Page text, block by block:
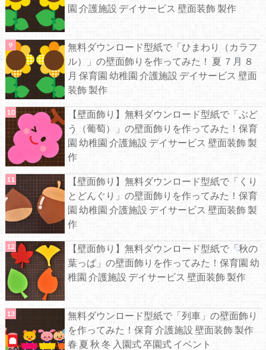
園 介護施設 デイサービス 壁面装飾 製作
無料ダウンロード型紙で「ひまわり（カラフ
ル）」の壁面飾りを作ってみた！ 夏 ７月 ８
月 保育園 幼稚園 介護施設 デイサービス 壁面
装飾 製作
【壁面飾り】無料ダウンロード型紙で「ぶど
う（葡萄）」の壁面飾りを作ってみた！保育
園 幼稚園 介護施設 デイサービス 壁面装飾 製
作
【壁面飾り】無料ダウンロード型紙で「くり
とどんぐり」の壁面飾りを作ってみた！保育
園 幼稚園 介護施設 デイサービス 壁面装飾 製
作
【壁面飾り】無料ダウンロード型紙で「秋の
葉っぱ」の壁面飾りを作ってみた！保育園 幼
稚園 介護施設 デイサービス 壁面装飾 製作
無料ダウンロード型紙で「列車」の壁面飾り
を作ってみた！保育 介護施設 壁面装飾 製作
春 夏 秋 冬 入園式 卒園式 イベント